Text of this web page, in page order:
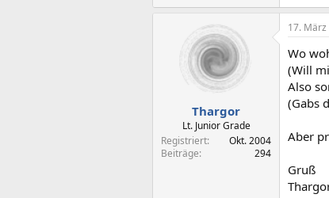
Thargor
Lt. Junior Grade
Registriert
Okt. 2004
Beiträge
294
17. März
Wo
(Will
Also
(Gabs
Aber
Gruß